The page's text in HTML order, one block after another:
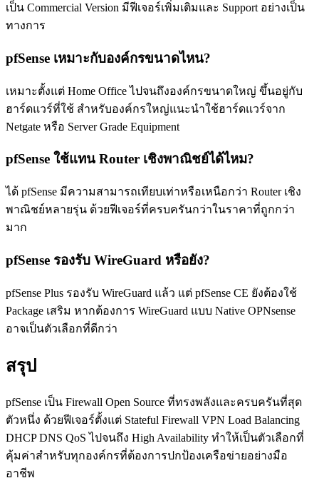
เป็น Commercial Version มีฟีเจอร์เพิ่มเติมและ Support อย่างเป็น
ทางการ
pfSense เหมาะกับองค์กรขนาดไหน?
เหมาะตั้งแต่ Home Office ไปจนถึงองค์กรขนาดใหญ่ ขึ้นอยู่กับ
ฮาร์ดแวร์ที่ใช้ สำหรับองค์กรใหญ่แนะนำใช้ฮาร์ดแวร์จาก
Netgate หรือ Server Grade Equipment
pfSense ใช้แทน Router เชิงพาณิชย์ได้ไหม?
ได้ pfSense มีความสามารถเทียบเท่าหรือเหนือกว่า Router เชิง
พาณิชย์หลายรุ่น ด้วยฟีเจอร์ที่ครบครันกว่าในราคาที่ถูกกว่า
มาก
pfSense รองรับ WireGuard หรือยัง?
pfSense Plus รองรับ WireGuard แล้ว แต่ pfSense CE ยังต้องใช้
Package เสริม หากต้องการ WireGuard แบบ Native OPNsense
อาจเป็นตัวเลือกที่ดีกว่า
สรุป
pfSense เป็น Firewall Open Source ที่ทรงพลังและครบครันที่สุด
ตัวหนึ่ง ด้วยฟีเจอร์ตั้งแต่ Stateful Firewall VPN Load Balancing
DHCP DNS QoS ไปจนถึง High Availability ทำให้เป็นตัวเลือกที่
คุ้มค่าสำหรับทุกองค์กรที่ต้องการปกป้องเครือข่ายอย่างมือ
อาชีพ